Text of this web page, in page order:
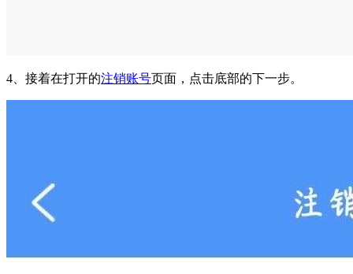
4、接着在打开的注销账号页面，点击底部的下一步。